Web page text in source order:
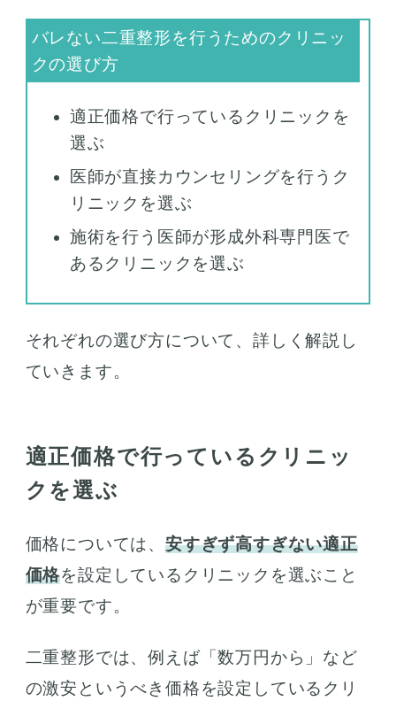
適正価格で行っているクリニックを
選ぶ
医師が直接カウンセリングを行うク
リニックを選ぶ
施術を行う医師が形成外科専門医で
あるクリニックを選ぶ
それぞれの選び方について、詳しく解説し
ていきます。
適正価格で行っているクリニッ
クを選ぶ
価格については、安すぎず高すぎない適正
価格を設定しているクリニックを選ぶこと
が重要です。
二重整形では、例えば「数万円から」など
の激安というべき価格を設定しているクリ